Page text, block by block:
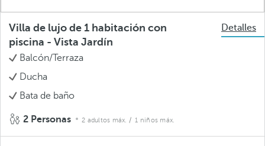
Villa de lujo de 1 habitación con
piscina - Vista Jardín
Detalles
Balcón/Terraza
Ducha
Bata de baño
2 Personas 2 adultos máx. / 1 niños máx.